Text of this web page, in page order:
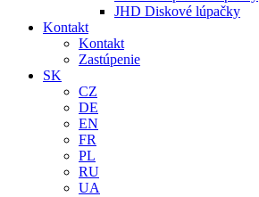
JHD Diskové lúpačky
Kontakt
Kontakt
Zastúpenie
SK
CZ
DE
EN
FR
PL
RU
UA